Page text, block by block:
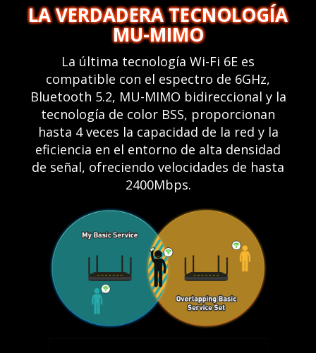
LA VERDADERA TECNOLOGÍA
MU-MIMO
La última tecnología Wi-Fi 6E es
compatible con el espectro de 6GHz,
Bluetooth 5.2, MU-MIMO bidireccional y la
tecnología de color BSS, proporcionan
hasta 4 veces la capacidad de la red y la
eficiencia en el entorno de alta densidad
de señal, ofreciendo velocidades de hasta
2400Mbps.